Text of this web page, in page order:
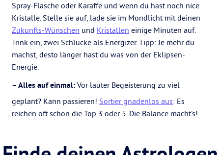
Spray-Flasche oder Karaffe und wenn du hast noch nice
Kristalle. Stelle sie auf, lade sie im Mondlicht mit deinen
Zukunfts-Wünschen und Kristallen einige Minuten auf.
Trink ein, zwei Schlucke als Energizer. Tipp: Je mehr du
machst, desto länger hast du was von der Eklipsen-
Energie.
– Alles auf einmal: Vor lauter Begeisterung zu viel
geplant? Kann passieren! Sortier gnadenlos aus: Es
reichen oft schon die Top 3 oder 5. Die Balance macht’s!